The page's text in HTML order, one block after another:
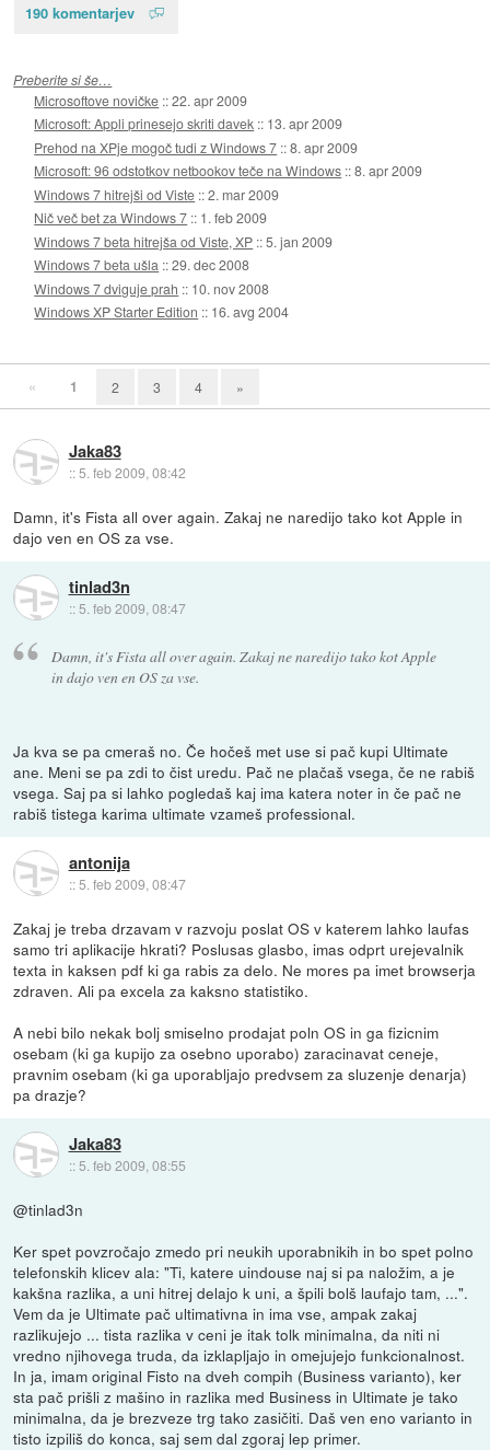
190 komentarjev
Preberite si še…
Microsoftove novičke ::22. apr 2009
Microsoft: Appli prinesejo skriti davek :: 13. apr 2009
Prehod na XPje mogoč tudi z Windows 7 ::8. apr 2009
Microsoft: 96 odstotkov netbookov teče na Windows ::8. apr 2009
Windows 7 hitrejši od Viste ::2. mar 2009
Nič več bet za Windows 7 :: 1. feb 2009
Windows 7 beta hitrejša od Viste, XP ::5. jan 2009
Windows 7 beta ušla ::29. dec 2008
Windows 7 dviguje prah :: 10. nov 2008
Windows XP Starter Edition :: 16. avg 2004
« 1 2 3 4 »
Jaka83
::5. feb 2009, 08:42
Damn, it's Fista all over again. Zakaj ne naredijo tako kot Apple in
dajo ven en OS za vse.
tinlad3n
:: 5. feb 2009, 08:47
Damn, it's Fista all over again. Zakaj ne naredijo tako kot Apple
in dajo ven en OS za vse.
Ja kva se pa cmeraš no. Če hočeš met use si pač kupi Ultimate
ane. Meni se pa zdi to čist uredu. Pač ne plačaš vsega, če ne rabiš
vsega. Saj pa si lahko pogledaš kaj ima katera noter in če pač ne
rabiš tistega karima ultimate vzameš professional.
antonija
::5. feb 2009, 08:47
Zakaj je treba drzavam v razvoju poslat OS v katerem lahko laufas
samo tri aplikacije hkrati? Poslusas glasbo, imas odprt urejevalnik
texta in kaksen pdf ki ga rabis za delo. Ne mores pa imet browserja
zdraven. Ali pa excela za kaksno statistiko.
A nebi bilo nekak bolj smiselno prodajat poln OS in ga fizicnim
osebam (ki ga kupijo za osebno uporabo) zaracinavat ceneje,
pravnim osebam (ki ga uporabljajo predvsem za sluzenje denarja)
pa drazje?
Jaka83
:: 5. feb 2009, 08:55
@tinlad3n
Ker spet povzročajo zmedo pri neukih uporabnikih in bo spet polno
telefonskih klicev ala: "Ti, katere uindouse naj si pa naložim, a je
kakšna razlika, a uni hitrej delajo k uni, a špili bolš laufajo tam, ...".
Vem da je Ultimate pač ultimativna in ima vse, ampak zakaj
razlikujejo ... tista razlika v ceni je itak tolk minimalna, da niti ni
vredno njihovega truda, da izklapljajo in omejujejo funkcionalnost.
In ja, imam original Fisto na dveh compih (Business varianto), ker
sta pač prišli z mašino in razlika med Business in Ultimate je tako
minimalna, da je brezveze trg tako zasičiti. Daš ven eno varianto in
tisto izpiliš do konca, saj sem dal zgoraj lep primer.